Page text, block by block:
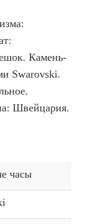
Камень-
Swarovski.
Швейцария.
часы